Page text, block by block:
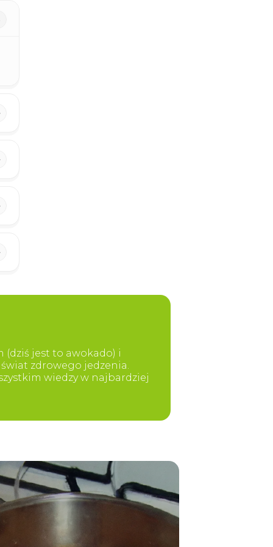
(dziś jest to awokado) i
zdrowego jedzenia.
wiedzy w najbardziej